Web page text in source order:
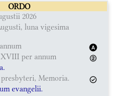
ORDO
2026
luna vigesima
per annum
Memoria.
evangelii.